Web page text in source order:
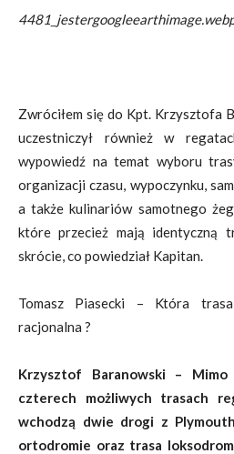
Zwróciłem się do Kpt. Krzysztofa
uczestniczył również w
wypowiedź na temat wyboru
organizacji czasu, wypoczynku,
a także kulinariów samotnego
które przecież mają identyczną
skrócie, co powiedział Kapitan.
Tomasz Piasecki – Która
racjonalna ?
Krzysztof Baranowski –
czterech możliwych trasach
wchodzą dwie drogi z
ortodromie oraz trasa